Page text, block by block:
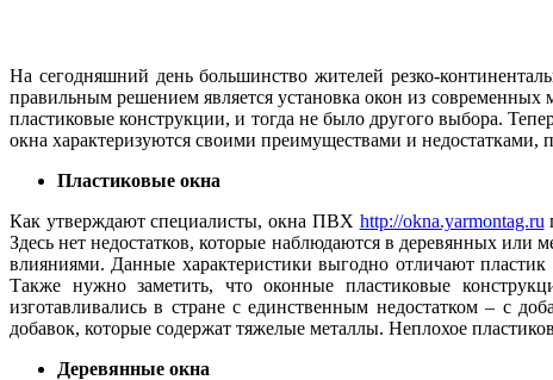
На сегодняшний день большинство жителей резко-
правильным решением является установка окон из
пластиковые конструкции, и тогда не было другого выбора.
окна характеризуются своими преимуществами и
Пластиковые окна
Как утверждают специалисты, окна ПВХ http://okna.yarmontag.ru
Здесь нет недостатков, которые наблюдаются в деревянных
влияниями. Данные характеристики выгодно отличают пластик
Также нужно заметить, что оконные пластиковые
изготавливались в стране с единственным недостатком – с
добавок, которые содержат тяжелые металлы. Неплохое
Деревянные окна